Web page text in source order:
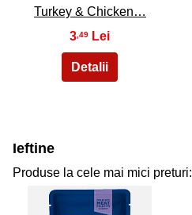
Turkey & Chicken…
3 ,49
Ieftine
Produse la cele mai mici preturi: